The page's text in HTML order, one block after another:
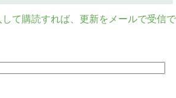
して購読すれば、更新をメールで受信で